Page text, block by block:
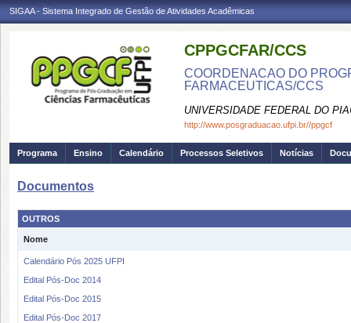
SIGAA - Sistema Integrado de Gestão de Atividades Acadêmicas
CPPGCFAR/CCS
COORDENACAO DO
FARMACEUTICAS/CCS
UNIVERSIDADE FEDERAL DO
http://www.posgraduacao.ufpi.br//ppgcf
Programa Ensino Calendário Processos Seletivos Notícias
Documentos
OUTROS
Nome
Calendário Pós 2025 UFPI
Edital Pós-Doc 2014
Edital Pós-Doc 2015
Edital Pós-Doc 2017